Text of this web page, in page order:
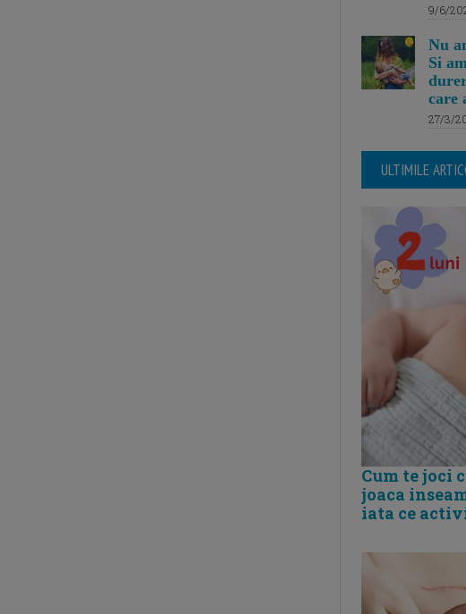
9/6/
Nu
Si
care
27/3/
ULTIMILE
Cum te joci
joaca
iata ce